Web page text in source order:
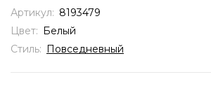
Артикул: 8193479
Цвет: Белый
Стиль: Повседневный